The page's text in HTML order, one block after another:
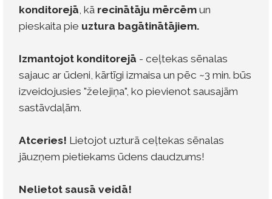
konditorejā , kā recinātāju mērcēmun
pieskaita pie uztura bagātinātājiem.
Izmantojot konditorejā - ceļtekas sēnalas
sajauc ar ūdeni, kārtīgi izmaisa un pēc ~3 min. būs
izveidojusies "želejiņa", ko pievienot sausajām
sastāvdaļām.
Atceries! Lietojot uzturā ceļtekas sēnalas
jāuzņem pietiekams ūdens daudzums!
Nelietot sausā veidā!